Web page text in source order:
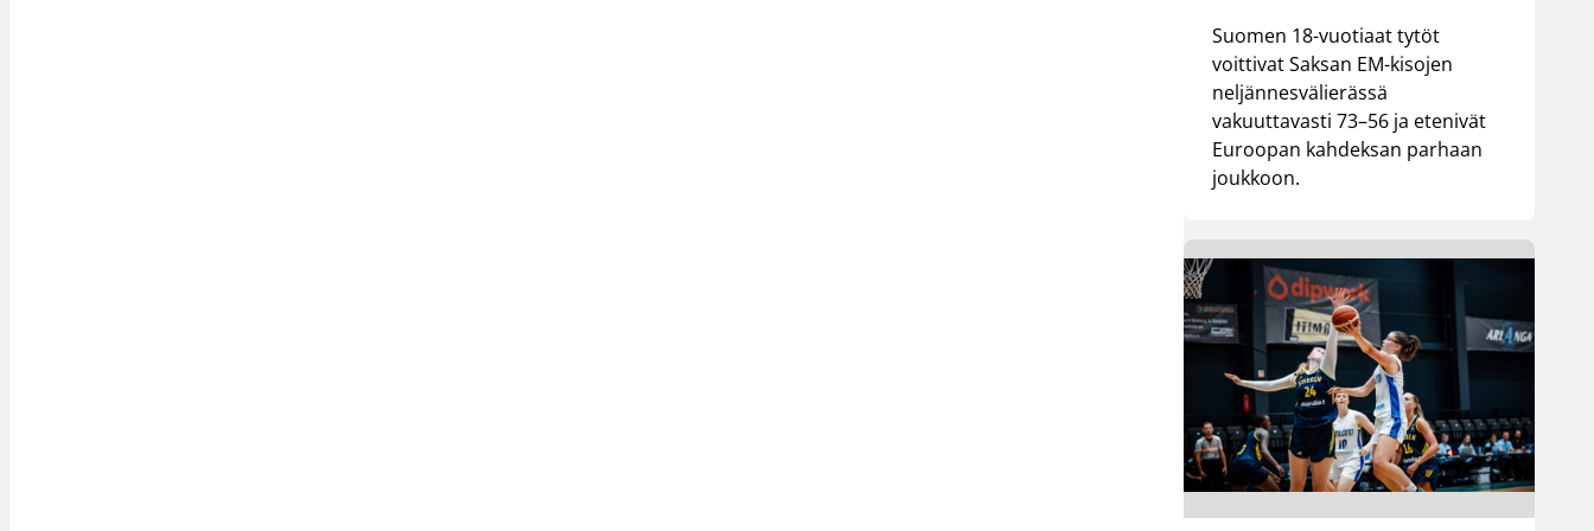
Suomen 18-vuotiaat tytöt
voittivat Saksan EM-kisojen
neljännesvälierässä
vakuuttavasti 73–56 ja etenivät
Euroopan kahdeksan parhaan
joukkoon.